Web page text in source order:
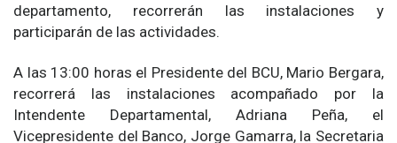
departamento, recorrerán las instalaciones y
participarán de las actividades.
A las 13:00 horas el Presidente del BCU, Mario Bergara,
recorrerá las instalaciones acompañado por la
Intendente Departamental, Adriana Peña, el
Vicepresidente del Banco, Jorge Gamarra, la Secretaria